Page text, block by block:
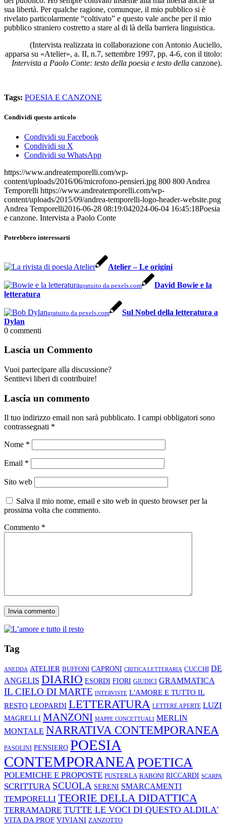
sua libertà. Per qualche ragione, comunque, il mio pubblico si è
rivelato particolarmente “coltivato” e questo vale anche per il mio
pubblico straniero costretto a stare al di là della barriera linguistica.
(Intervista realizzata in collaborazione con Antonio Auciello,
apparsa su «Atelier», a. II, n.7, settembre 1997, pp. 4-6, con il titolo:
Intervista a Paolo Conte: testo della poesia e testo della canzone).
Tags: POESIA E CANZONE
Condividi questo articolo
Condividi su Facebook
Condividi su X
Condividi su WhatsApp
https://www.andreatemporelli.com/wp-
content/uploads/2016/06/microfono-pensieri.jpg 800 800 Andrea
Temporelli https://www.andreatemporelli.com/wp-
content/uploads/2015/09/andrea-temporelli-logo-header-website.png
Andrea Temporelli2016-06-28 08:19:042024-06-04 16:45:18Poesia
e canzone. Intervista a Paolo Conte
Potrebbero interessarti
Atelier – Le origini
gratuito da pexels.com
David Bowie e la
letteratura
gratuito da pexels.com
Sul Nobel della letteratura a
Dylan
0 commenti
Lascia un Commento
Vuoi partecipare alla discussione?
Sentitevi liberi di contribuire!
Lascia un commento
Il tuo indirizzo email non sarà pubblicato. I campi obbligatori sono
contrassegnati *
Nome *
Email *
Sito web
Salva il mio nome, email e sito web in questo browser per la
prossima volta che commento.
Commento *
Tag
ANEDDA ATELIER BUFFONI CAPRONI CRITICA LETTERARIA CUCCHI DE
ANGELIS DIARIO ESORDI FIORI GIUDICI GRAMMATICA
IL CIELO DI MARTE INTERVISTE L'AMORE E TUTTO IL
RESTO LEOPARDI LETTERATURA LETTERE APERTE LUZI
MAGRELLI MANZONI MAPPE CONCETTUALI MERLIN
MONTALE NARRATIVA CONTEMPORANEA
PASOLINI PENSIERO POESIA
CONTEMPORANEA POETICA
POLEMICHE E PROPOSTE PUSTERLA RABONI RICCARDI SCARPA
SCRITTURA SCUOLA SERENI SMARCAMENTI
TEMPORELLI TEORIE DELLA DIDATTICA
TERRAMADRE TUTTE LE VOCI DI QUESTO ALDILA'
VITA DA PROF VIVIANI ZANZOTTO